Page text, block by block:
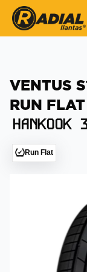
VENTUS
RUN FLAT
HANKOOK
Run Flat